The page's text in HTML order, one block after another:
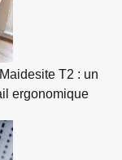
T2 : un
ergonomique